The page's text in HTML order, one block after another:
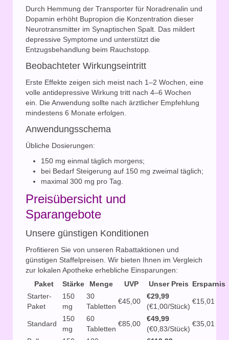
Durch Hemmung der Transporter für Noradrenalin und
Dopamin erhöht Bupropion die Konzentration dieser
Neurotransmitter im Synaptischen Spalt. Das mildert
depressive Symptome und unterstützt die
Entzugsbehandlung beim Rauchstopp.
Beobachteter Wirkungseintritt
Erste Effekte zeigen sich meist nach 1–2 Wochen, eine
volle antidepressive Wirkung tritt nach 4–6 Wochen
ein. Die Anwendung sollte nach ärztlicher Empfehlung
mindestens 6 Monate erfolgen.
Anwendungsschema
Übliche Dosierungen:
150 mg einmal täglich morgens;
bei Bedarf Steigerung auf 150 mg zweimal täglich;
maximal 300 mg pro Tag.
Preisübersicht und
Sparangebote
Unsere günstigen Konditionen
Profitieren Sie von unseren Rabattaktionen und
günstigen Staffelpreisen. Wir bieten Ihnen im Vergleich
zur lokalen Apotheke erhebliche Einsparungen:
Paket
Stärke Menge UVP Unser Preis Ersparnis
Starter-
Paket
150
mg
30
Tabletten
€45,00
€29,99
(€1,00/Stück)
€15,01
Standard
150
mg
60
Tabletten
€85,00
€49,99
(€0,83/Stück)
€35,01